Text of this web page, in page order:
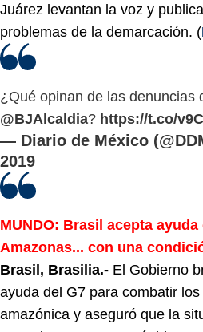
Juárez levantan la voz y
problemas de la demarcación. (
¿Qué opinan de las denuncias
@BJAlcaldia? https://t.co/
— Diario de México
2019
MUNDO: Brasil acepta ayuda
Amazonas... con una
Brasil, Brasilia.- El Gobierno
ayuda del G7 para combatir
amazónica y aseguró que la